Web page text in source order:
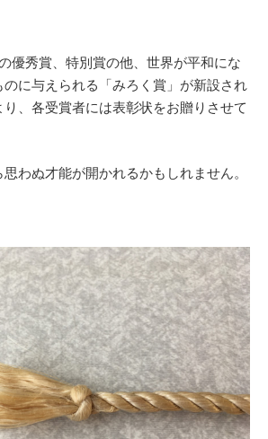
優秀賞、特別賞の他、世界が平和にな
のに与えられる「みろく賞」が新設され
、各受賞者には表彰状をお贈りさせて
わぬ才能が開かれるかもしれません。